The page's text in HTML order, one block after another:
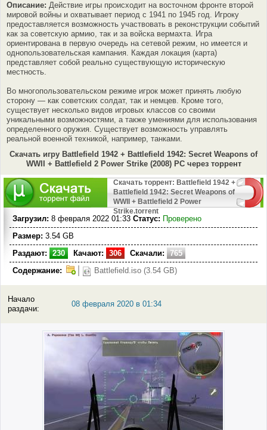
Описание: Действие игры происходит на восточном фронте второй
мировой войны и охватывает период с 1941 по 1945 год. Игроку
предоставляется возможность участвовать в реконструкции событий
как за советскую армию, так и за войска вермахта. Игра
ориентирована в первую очередь на сетевой режим, но имеется и
однопользовательская кампания. Каждая локация (карта)
представляет собой реально существующую историческую
местность.
Во многопользовательском режиме игрок может принять любую
сторону — как советских солдат, так и немцев. Кроме того,
существует несколько видов игровых классов со своими
уникальными возможностями, а также умениями для использования
определенного оружия. Существует возможность управлять
реальной военной техникой, например, танками.
Скачать игру Battlefield 1942 + Battlefield 1942: Secret Weapons of
WWII + Battlefield 2 Power Strike (2008) PC через торрент
Скачать торрент: Battlefield 1942 +
Battlefield 1942: Secret Weapons of
WWII + Battlefield 2 Power
Strike.torrent
Загрузил: 8 февраля 2022 01:33 Статус: Проверено
Размер: 3.54 GB
Раздают:
230 Качают: 306 Скачали:
765
Содержание:
Battlefield.iso (3.54 GB)
Начало
раздачи:
08 февраля 2020 в 01:34